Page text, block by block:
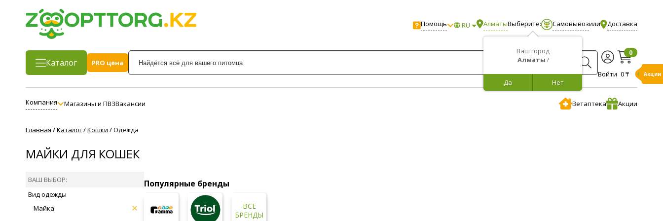
Помощь RU Алматы
Ваш город
Алматы?
Нет
Да
Выберите: Самовывозили Доставка
Каталог
PRO цена
Войти
0
0 ₸
Компания Магазины и ПВЗВакансии Ветаптека Акции
Главная /Каталог/Кошки /Одежда
МАЙКИ ДЛЯ КОШЕК
ВАШ ВЫБОР:
Вид одежды
Майка
Популярные бренды
ВСЕ
БРЕНДЫ
Акции